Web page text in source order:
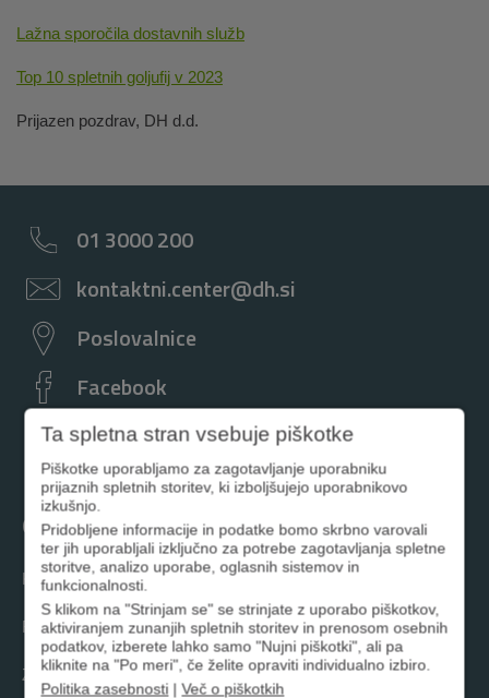
Lažna sporočila dostavnih služb
Top 10 spletnih goljufij v 2023
Prijazen pozdrav, DH d.d.
01 3000 200
kontaktni.center@dh.si
Poslovalnice
Facebook
Instagram
Osebno
Krediti
Računi in kartice
Zavarovanja
Ta spletna stran vsebuje piškotke
Piškotke uporabljamo za zagotavljanje uporabniku
prijaznih spletnih storitev, ki izboljšujejo uporabnikovo
izkušnjo.
Pridobljene informacije in podatke bomo skrbno varovali
ter jih uporabljali izključno za potrebe zagotavljanja spletne
storitve, analizo uporabe, oglasnih sistemov in
funkcionalnosti.
S klikom na "Strinjam se" se strinjate z uporabo piškotkov,
aktiviranjem zunanjih spletnih storitev in prenosom osebnih
podatkov, izberete lahko samo "Nujni piškotki", ali pa
kliknite na "Po meri", če želite opraviti individualno izbiro.
Politika zasebnosti |Več o piškotkih